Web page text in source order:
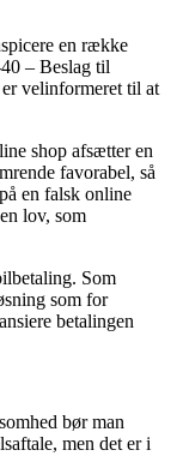
en række
– Beslag til
velinformeret til at
shop afsætter en
favorabel, så
en falsk online
lov, som
Som
som for
betalingen
bør man
men det er i